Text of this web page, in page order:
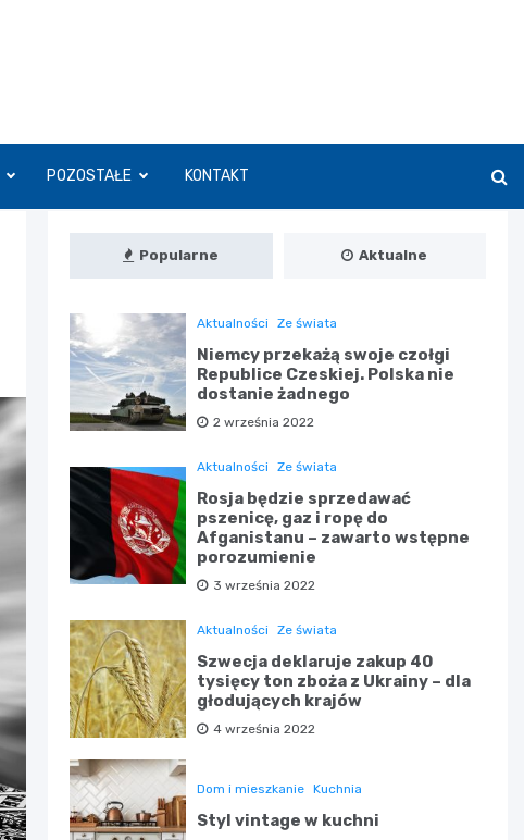
POZOSTAŁE KONTAKT
Popularne Aktualne
Aktualności Ze świata
Niemcy przekażą swoje czołgi
Republice Czeskiej. Polska nie
dostanie żadnego
2 września 2022
Aktualności Ze świata
Rosja będzie sprzedawać
pszenicę, gaz i ropę do
Afganistanu – zawarto wstępne
porozumienie
3 września 2022
Aktualności Ze świata
Szwecja deklaruje zakup 40
tysięcy ton zboża z Ukrainy – dla
głodujących krajów
4 września 2022
Dom i mieszkanie Kuchnia
Styl vintage w kuchni